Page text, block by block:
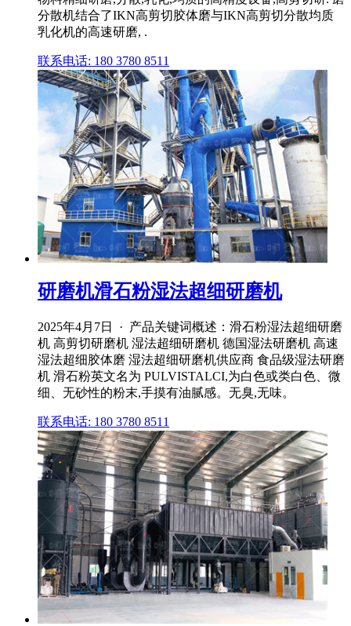
分散机结合了IKN高剪切胶体磨与IKN高剪切分散均质
乳化机的高速研磨, .
联系电话: 180 3780 8511
研磨机滑石粉湿法超细研磨机
2025年4月7日 · 产品关键词概述：滑石粉湿法超细研磨
机 高剪切研磨机 湿法超细研磨机 德国湿法研磨机 高速
湿法超细胶体磨 湿法超细研磨机供应商 食品级湿法研磨
机 滑石粉英文名为 PULVISTALCI,为白色或类白色、微
细、无砂性的粉末,手摸有油腻感。无臭,无味。
联系电话: 180 3780 8511